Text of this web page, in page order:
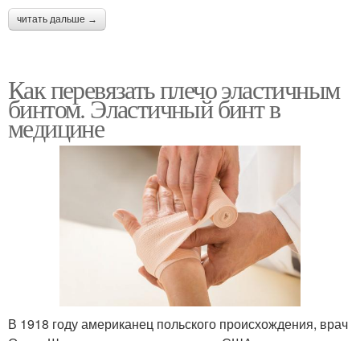
читать дальше →
Как перевязать плечо эластичным
бинтом. Эластичный бинт в
медицине
В 1918 году американец польского происхождения, врач